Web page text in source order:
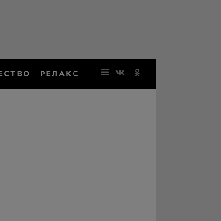
РЕЛАКС